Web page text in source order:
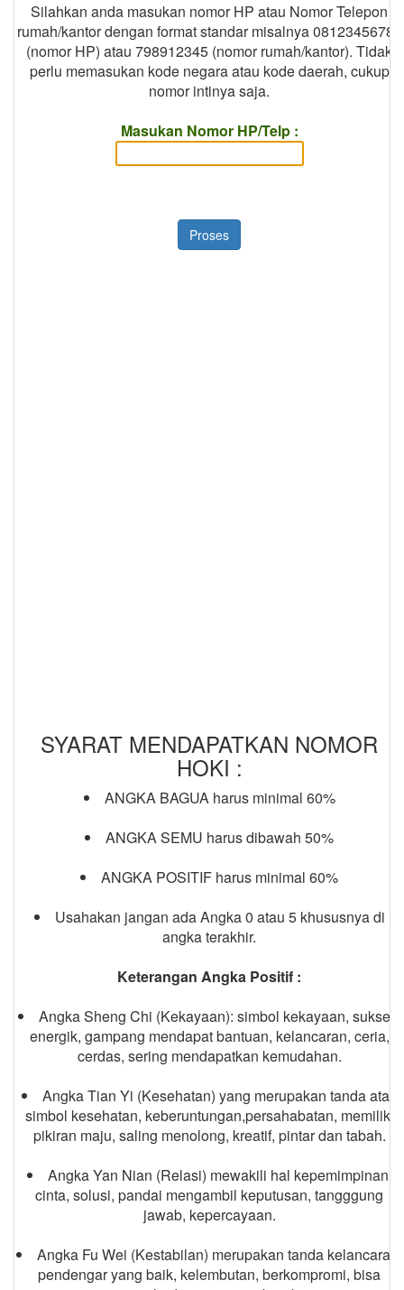
Silahkan anda masukan nomor HP atau Nomor Telepon
rumah/kantor dengan format standar misalnya 08123456789
(nomor HP) atau 798912345 (nomor rumah/kantor). Tidak
perlu memasukan kode negara atau kode daerah, cukup
nomor intinya saja.
Masukan Nomor HP/Telp :
SYARAT MENDAPATKAN NOMOR
HOKI :
ANGKA BAGUA harus minimal 60%
ANGKA SEMU harus dibawah 50%
ANGKA POSITIF harus minimal 60%
Usahakan jangan ada Angka 0 atau 5 khususnya di
angka terakhir.
Keterangan Angka Positif :
Angka Sheng Chi (Kekayaan): simbol kekayaan, sukses,
energik, gampang mendapat bantuan, kelancaran, ceria,
cerdas, sering mendapatkan kemudahan.
Angka Tian Yi (Kesehatan) yang merupakan tanda atau
simbol kesehatan, keberuntungan,persahabatan, memiliki
pikiran maju, saling menolong, kreatif, pintar dan tabah.
Angka Yan Nian (Relasi) mewakili hal kepemimpinan,
cinta, solusi, pandai mengambil keputusan, tangggung
jawab, kepercayaan.
Angka Fu Wei (Kestabilan) merupakan tanda kelancaran,
pendengar yang baik, kelembutan, berkompromi, bisa